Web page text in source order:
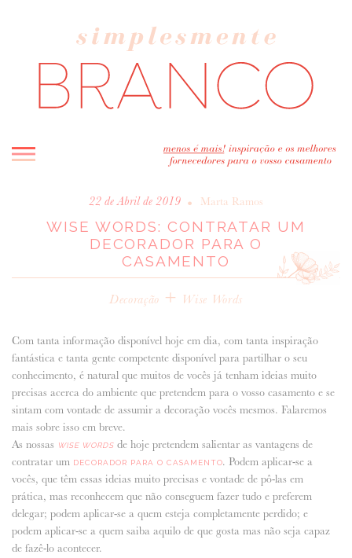
INICIO
BLOG
MELHOR INSPIRAÇÃO
REAL WEDDINGS & EDITORIAIS
FORNECEDORES RECOMENDADOS
ANUNCIE CONNOSCO
22 de Abril de 2019 • Marta Ramos
WISE WORDS: CONTRATAR UM
DECORADOR PARA O
CASAMENTO
Decoração + Wise Words
Com tanta informação disponível hoje em dia, com tanta inspiração
fantástica e tanta gente competente disponível para partilhar o seu
conhecimento, é natural que muitos de vocês já tenham ideias muito
precisas acerca do ambiente que pretendem para o vosso casamento e se
sintam com vontade de assumir a decoração vocês mesmos. Falaremos
mais sobre isso em breve.
As nossas
WISE WORDSde hoje pretendem salientar as vantagens de
contratar um DECORADOR PARA O CASAMENTO. Podem aplicar-se a
vocês, que têm essas ideias muito precisas e vontade de pô-las em
prática, mas reconhecem que não conseguem fazer tudo e preferem
delegar; podem aplicar-se a quem esteja completamente perdido; e
podem aplicar-se a quem saiba aquilo de que gosta mas não seja capaz
de fazê-lo acontecer.